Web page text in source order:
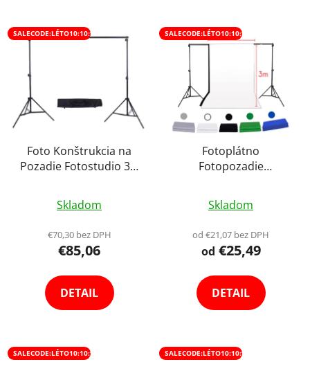
SALECODE:LÉTO10:10:%
Foto Konštrukcia na
Pozadie Fotostudio 3 x
hodnotenie
produktu
je
z
Skladom
€70,30 bez DPH
€85,06
DETAIL
SALECODE:LÉTO10:10:%
Fotoplátno
Fotopozadie
Pozadie 2x3m - Výber
fariebhodnotenie
produktu
je
z
Skladom
od €21,07 bez DPH
od €25,49
DETAIL
SALECODE:LÉTO10:10:% SALECODE:LÉTO10:10:%
Newsletter
Tvoríme obsah,
Novinky, tipy a inšpirácia zo sveta content tvorby,